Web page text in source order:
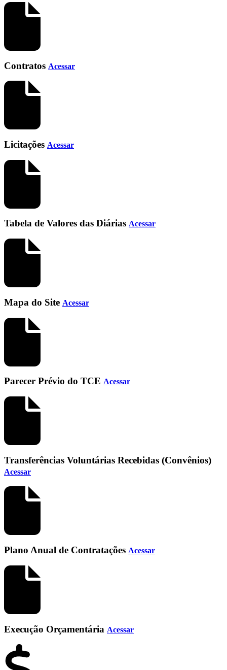
Contratos Acessar
Licitações Acessar
Tabela de Valores das Diárias Acessar
Mapa do Site Acessar
Parecer Prévio do TCE Acessar
Transferências Voluntárias Recebidas (Convênios)
Acessar
Plano Anual de Contratações Acessar
Execução Orçamentária Acessar